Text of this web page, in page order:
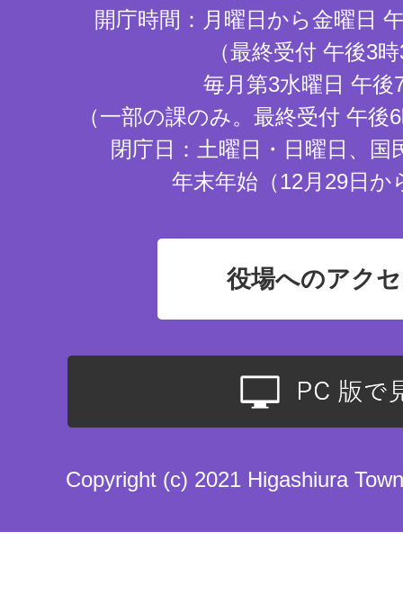
開庁時間：月曜日から金曜日
（最終受付 午後3
毎月第3水曜日 午後
（一部の課のみ。最終受付 午
閉庁日：土曜日・日曜日、国
年末年始（12月29日か
役場へのアク
Copyright (c) 2021 Higashiura